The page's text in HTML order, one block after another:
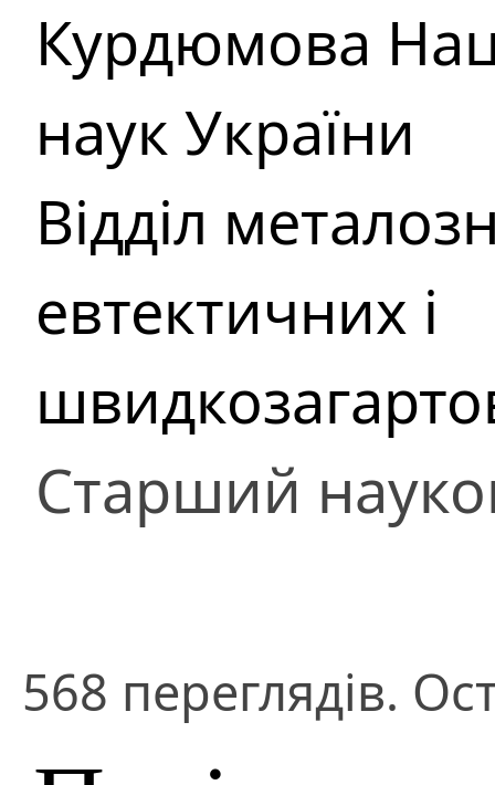
Курдюмова
наук України
Відділ
евтектичних і
Старший
568 переглядів.